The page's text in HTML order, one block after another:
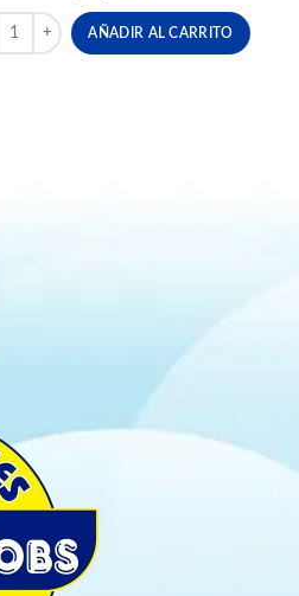
cantidad
KINDER BARRA X 24 - 300 GRS
AÑADIR AL CARRITO